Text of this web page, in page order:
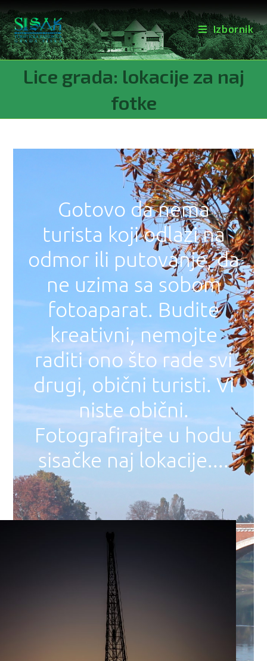
Izbornik
Lice grada: lokacije za naj
fotke
Gotovo da nema
turista koji odlazi na
odmor ili putovanje, da
ne uzima sa sobom
fotoaparat. Budite
kreativni, nemojte
raditi ono što rade svi
drugi, obični turisti. Vi
niste obični.
Fotografirajte u hodu
sisačke naj lokacije....